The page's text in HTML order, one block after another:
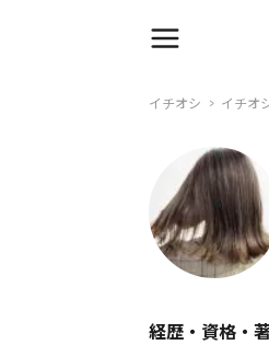
イチオシ イチオ
経歴・資格・